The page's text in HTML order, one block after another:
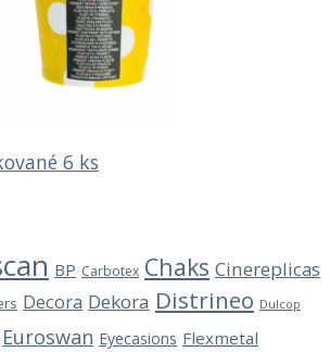
6 ks
BP Carbotex Chaks Cinereplicas
Decora Dekora Distrineo Dulcop
Euroswan Eyecasions Flexmetal